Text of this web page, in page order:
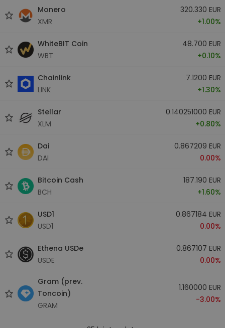
Monero
XMR
320.330 EUR
+1.00%
WhiteBIT Coin
WBT
48.700 EUR
+0.10%
Chainlink
LINK
7.1200 EUR
+1.30%
Stellar
XLM
0.140251000 EUR
+0.80%
Dai
DAI
0.867209 EUR
0.00%
Bitcoin Cash
BCH
187.190 EUR
+1.60%
USD1
USD1
0.867184 EUR
0.00%
Ethena USDe
USDE
0.867107 EUR
0.00%
Gram (prev.
Toncoin)
GRAM
1.160000 EUR
-3.00%